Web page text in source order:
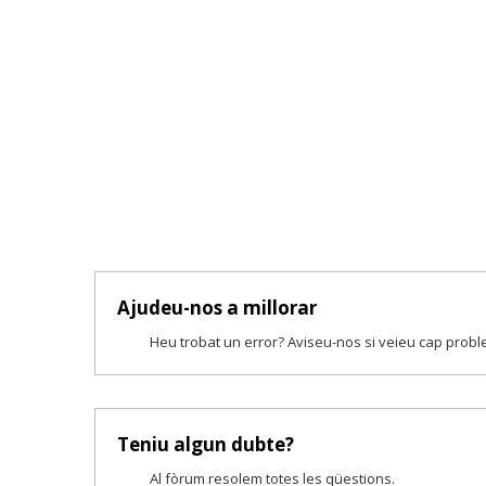
Ajudeu-nos a millorar
Heu trobat un error? Aviseu-nos si veieu cap
Teniu algun dubte?
Al fòrum resolem totes les qüestions.